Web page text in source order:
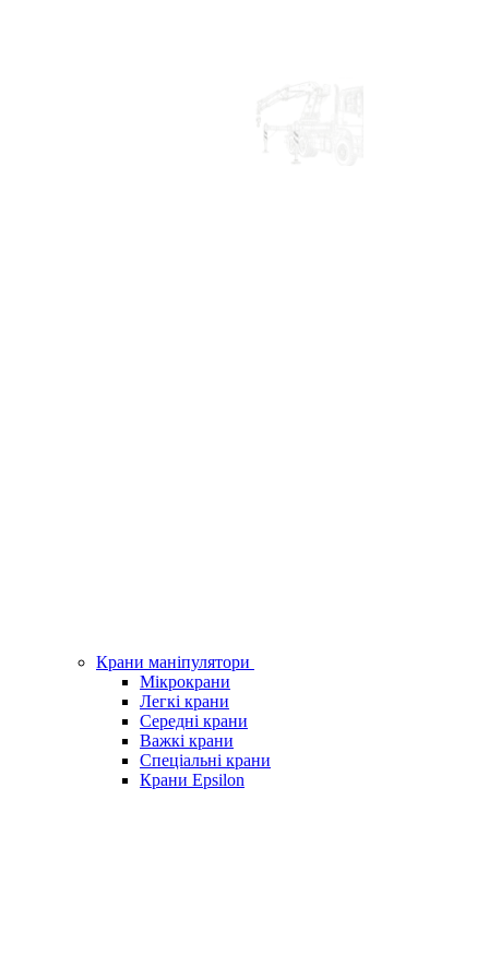
Крани маніпулятори
Мікрокрани
Легкі крани
Середні крани
Важкі крани
Спеціальні крани
Крани Epsilon